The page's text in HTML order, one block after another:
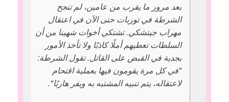
بعد مرور ما يقرب من عامين، لم تنجح
الشرطة في توربات حتى الآن في اعتقال
مهراب جيتشكي. تشتكي أخوات شهينا من أن
السلطات تعطيهم أملًا كاذبًا ولا تأخذ الأمور
بجدية في القبض على القاتل. تقول الشرطة:
"في كل مرة يقومون فيها بعملية اقتحام
لاعتقاله، يتم تنبيه المشتبه به ويفر هاربًا".